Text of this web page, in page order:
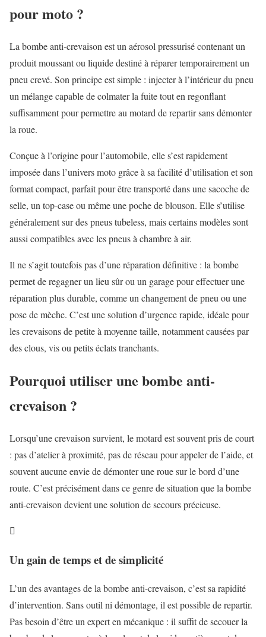
pour moto ?
La bombe anti-crevaison est un aérosol pressurisé contenant un
produit moussant ou liquide destiné à réparer temporairement un
pneu crevé. Son principe est simple : injecter à l’intérieur du pneu
un mélange capable de colmater la fuite tout en regonflant
suffisamment pour permettre au motard de repartir sans démonter
la roue.
Conçue à l’origine pour l’automobile, elle s’est rapidement
imposée dans l’univers moto grâce à sa facilité d’utilisation et son
format compact, parfait pour être transporté dans une sacoche de
selle, un top-case ou même une poche de blouson. Elle s’utilise
généralement sur des pneus tubeless, mais certains modèles sont
aussi compatibles avec les pneus à chambre à air.
Il ne s’agit toutefois pas d’une réparation définitive : la bombe
permet de regagner un lieu sûr ou un garage pour effectuer une
réparation plus durable, comme un changement de pneu ou une
pose de mèche. C’est une solution d’urgence rapide, idéale pour
les crevaisons de petite à moyenne taille, notamment causées par
des clous, vis ou petits éclats tranchants.
Pourquoi utiliser une bombe anti-
crevaison ?
Lorsqu’une crevaison survient, le motard est souvent pris de court
: pas d’atelier à proximité, pas de réseau pour appeler de l’aide, et
souvent aucune envie de démonter une roue sur le bord d’une
route. C’est précisément dans ce genre de situation que la bombe
anti-crevaison devient une solution de secours précieuse.

Un gain de temps et de simplicité
L’un des avantages de la bombe anti-crevaison, c’est sa rapidité
d’intervention. Sans outil ni démontage, il est possible de repartir.
Pas besoin d’être un expert en mécanique : il suffit de secouer la